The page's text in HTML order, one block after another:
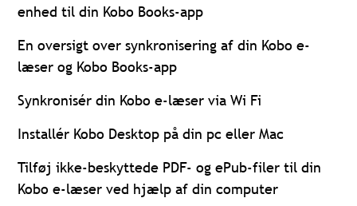
enhed til din Kobo Books-app
En oversigt over synkronisering af din Kobo e-
læser og Kobo Books-app
Synkronisér din Kobo e-læser via Wi Fi
Installér Kobo Desktop på din pc eller Mac
Tilføj ikke-beskyttede PDF- og ePub-filer til din
Kobo e-læser ved hjælp af din computer